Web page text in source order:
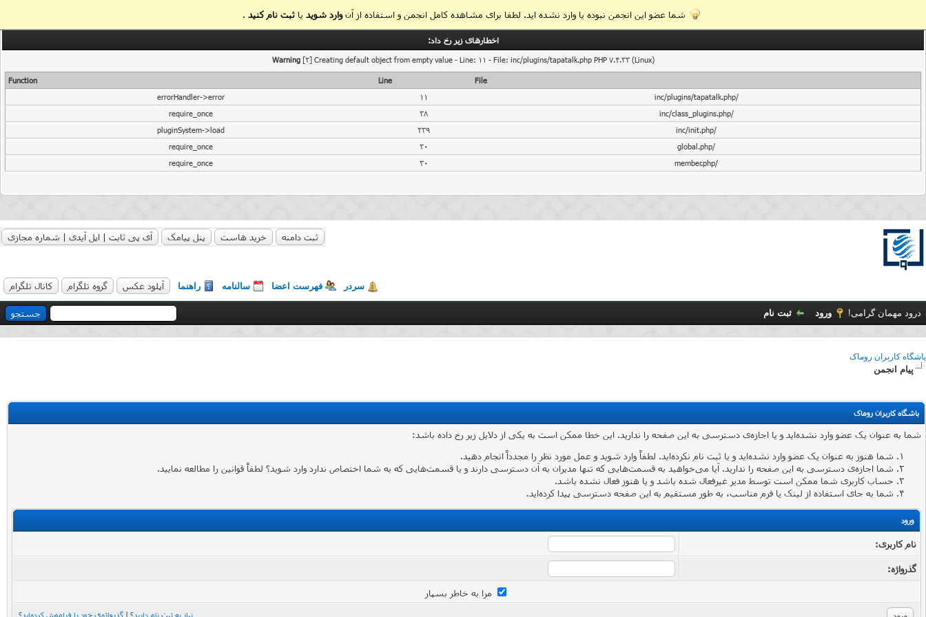
شما عضو این انجمن نبوده یا وارد نشده اید. لطفا برای مشاهده کامل انجمن و استفاده از آنوارد شوید یاثبت نام کنید .
اخطار‌های زیر رخ داد:
Warning[2] Creating default object from empty value - Line: 11 - File: inc/plugins/tapatalk.php PHP 7.4.33 (Linux)
File
Line
Function
/inc/plugins/tapatalk.php
11
errorHandler->error
/inc/class_plugins.php
38
require_once
/inc/init.php
239
pluginSystem->load
/global.php
20
require_once
/member.php
30
require_once
ثبت دامنه خرید هاست پنل پیامک آی پی ثابت | اپل آیدی | شماره مجازی
سردر فهرست اعضا سالنامه راهنما آپلود عکس گروه تلگرام کانال تلگرام
درود مهمان گرامی! ورود ثبت نام
باشگاه کاربران روماک
پیام انجمن
باشگاه کاربران روماک
شما به عنوان یک عضو وارد نشده‌اید و یا اجازه‌ی دسترسی به این صفحه را ندارید. این خطا ممکن است به یکی از دلایل زیر رخ داده باشد:
شما هنوز به عنوان یک عضو وارد نشده‌اید و یا ثبت نام نکرده‌اید. لطفاً وارد شوید و عمل مورد نظر را مجدداً انجام دهید.
شما اجازه‌ی دسترسی به این صفحه را ندارید. آیا می‌خواهید به قسمت‌هایی که تنها مدیران به آن دسترسی دارند و یا قسمت‌هایی که به شما اختصاص ندارد وارد شوید؟ لطفاً قوانین را مطالعه نمایید.
حساب کاربری شما ممکن است توسط مدیر غیرفعال شده باشد و یا هنوز فعال نشده باشد.
شما به جای استفاده از لینک یا فرم مناسب، به طور مستقیم به این صفحه دسترسی پیدا کرده‌اید.
ورود
نام کاربری:
گذرواژه‌:
مرا به خاطر بسپار
نیاز به ثبت نام دارید؟ | گذرواژه‌ی خود را فراموش کرده‌اید؟